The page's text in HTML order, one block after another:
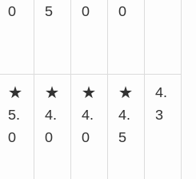
0
5
0
0
★
5.
0
★
4.
0
★
4.
0
★
4.
5
4.
3